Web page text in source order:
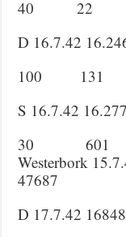
40 22
D 16.7.42
100 131
S 16.7.42 16.277
30
47687
D 17.7.42 16848